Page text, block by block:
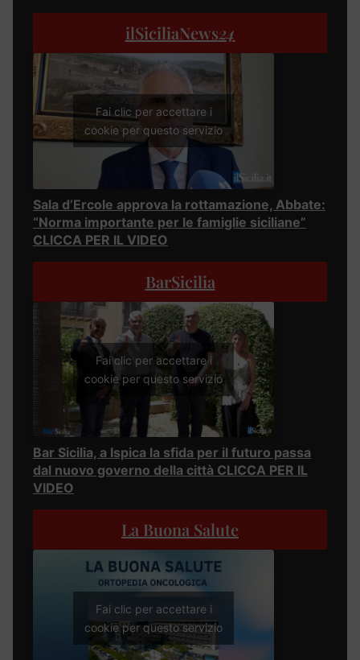
ilSiciliaNews24
Fai clic per accettare i
cookie per questo servizio
Sala d’Ercole approva la rottamazione, Abbate:
“Norma importante per le famiglie siciliane”
CLICCA PER IL VIDEO
BarSicilia
Fai clic per accettare i
cookie per questo servizio
Bar Sicilia, a Ispica la sfida per il futuro passa
dal nuovo governo della città CLICCA PER IL
VIDEO
La Buona Salute
Fai clic per accettare i
cookie per questo servizio